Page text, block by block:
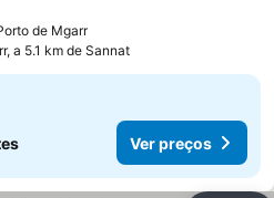
de MgarrVer preços
a 5.1 km de Sannat
Ver preços